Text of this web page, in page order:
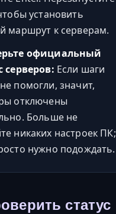
установить
маршрут к серверам.
официальный
серверов: Если шаги
помогли, значит,
отключены
Больше не
никаких настроек ПК;
нужно подождать.
статус